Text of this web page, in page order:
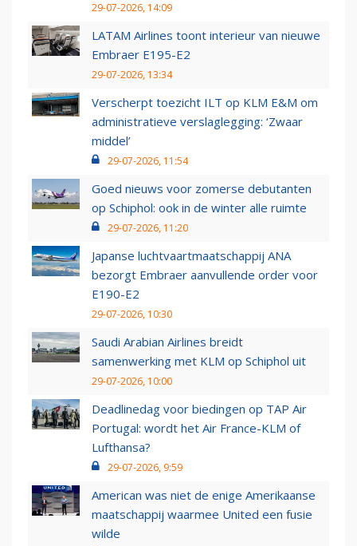
29-07-2026, 14:09
LATAM Airlines toont interieur van nieuwe
Embraer E195-E2
29-07-2026, 13:34
Verscherpt toezicht ILT op KLM E&M om
administratieve verslaglegging: ‘Zwaar
middel’
29-07-2026, 11:54
Goed nieuws voor zomerse debutanten
op Schiphol: ook in de winter alle ruimte
29-07-2026, 11:20
Japanse luchtvaartmaatschappij ANA
bezorgt Embraer aanvullende order voor
E190-E2
29-07-2026, 10:30
Saudi Arabian Airlines breidt
samenwerking met KLM op Schiphol uit
29-07-2026, 10:00
Deadlinedag voor biedingen op TAP Air
Portugal: wordt het Air France-KLM of
Lufthansa?
29-07-2026, 9:59
American was niet de enige Amerikaanse
maatschappij waarmee United een fusie
wilde